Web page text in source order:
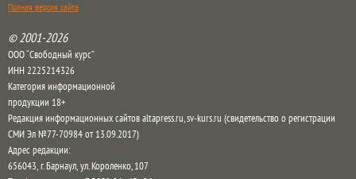
Полная версия сайта
© 2001-2026
ООО “Свободный курс”
ИНН 2225214326
Категория информационной
продукции 18+
Редакция информационных сайтов altapress.ru, sv-kurs.ru (свидетельство о регистрации
СМИ Эл №77-70984 от 13.09.2017)
Адрес редакции:
656043,г. Барнаул,ул. Короленко, 107